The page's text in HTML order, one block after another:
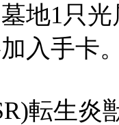
地1只
入手卡
転生